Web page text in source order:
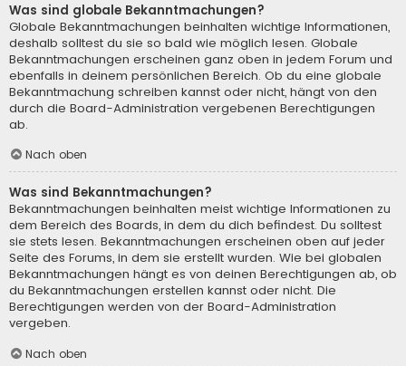
Was sind globale Bekanntmachungen?
Globale Bekanntmachungen beinhalten wichtige Informationen,
deshalb solltest du sie so bald wie möglich lesen. Globale
Bekanntmachungen erscheinen ganz oben in jedem Forum und
ebenfalls in deinem persönlichen Bereich. Ob du eine globale
Bekanntmachung schreiben kannst oder nicht, hängt von den
durch die Board-Administration vergebenen Berechtigungen
ab.
Nach oben
Was sind Bekanntmachungen?
Bekanntmachungen beinhalten meist wichtige Informationen zu
dem Bereich des Boards, in dem du dich befindest. Du solltest
sie stets lesen. Bekanntmachungen erscheinen oben auf jeder
Seite des Forums, in dem sie erstellt wurden. Wie bei globalen
Bekanntmachungen hängt es von deinen Berechtigungen ab, ob
du Bekanntmachungen erstellen kannst oder nicht. Die
Berechtigungen werden von der Board-Administration
vergeben.
Nach oben